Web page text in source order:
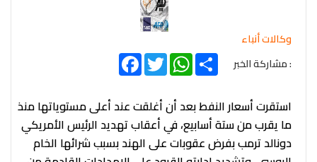
وكالات أنباء
: مشاركة الخبر
FacebookTwitter
WhatsAppShare
استقرت أسعار النفط بعد أن أغلقت عند أعلى مستوياتها منذ
ما يقرب من ستة أسابيع، في أعقاب تهديد الرئيس الأمريكي
دونالد ترمب بفرض عقوبات على الهند بسبب شرائها الخام